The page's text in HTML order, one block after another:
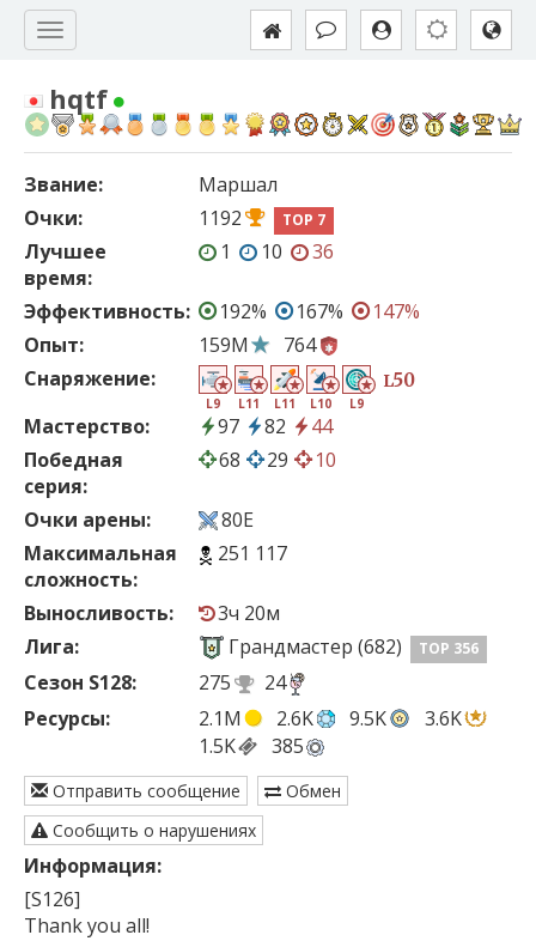
hqtf
Звание:
Маршал
Очки:
1192 TOP 7
Лучшее
время:
1 10 36
Эффективность: 192% 167%
147%
Опыт:
159M
764
Снаряжение:
L9 L11 L11 L10 L9
L50
Мастерство: 97 82
44
Победная
серия:
68 29 10
Очки арены:
80E
Максимальная
сложность:
251 117
Выносливость:
3ч 20м
Лига:
Грандмастер (682) TOP 356
Сезон S128: 275
24
Ресурсы:
2.1M 2.6K 9.5K
3.6K
1.5K
385
Отправить сообщение
Обмен
Сообщить о нарушениях
Информация:
[S126]
Thank you all!